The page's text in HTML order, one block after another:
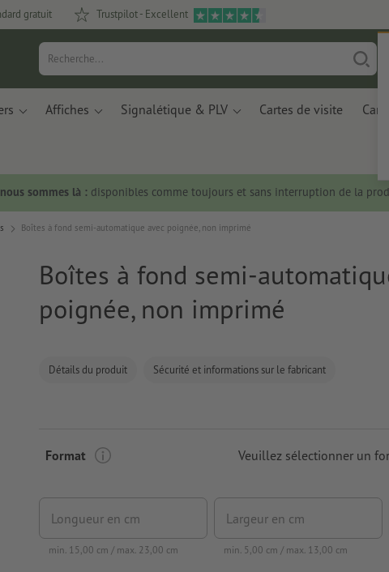
gratuit Trustpilot - Excellent
Affiches Signalétique & PLV Cartes de visite
sommes là :disponibles comme toujours et sans interruption de la
Boîtes à fond semi-automatique avec poignée, non imprimé
Boîtes à fond semi-
poignée, non imprimé
Détails du produit Sécurité et informations sur le fabricant
Format Veuillez sélectionner un
Longueur en cm
min. 15,00 cm / max. 23,00 cm
Largeur en cm
min. 5,00 cm / max. 13,00 cm